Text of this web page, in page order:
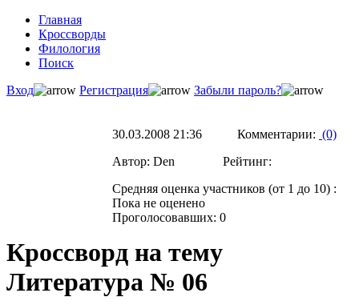
Главная
Кроссворды
Филология
Поиск
Вход
Регистрация Забыли пароль?
30.03.2008 21:36 Комментарии: (0)
Автор: Den Рейтинг:
Средняя оценка участников (от 1 до 10) :
Пока не оценено
Проголосовавших: 0
Кроссворд на тему
Литература № 06